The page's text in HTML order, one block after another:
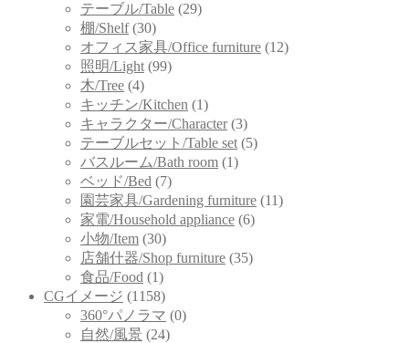
テーブル/Table (29)
棚/Shelf (30)
オフィス家具/Office furniture (12)
照明/Light (99)
木/Tree (4)
キッチン/Kitchen (1)
キャラクター/Character (3)
テーブルセット/Table set (5)
バスルーム/Bath room (1)
ベッド/Bed (7)
園芸家具/Gardening furniture (11)
家電/Household appliance (6)
小物/Item (30)
店舗什器/Shop furniture (35)
食品/Food (1)
CGイメージ (1158)
360°パノラマ (0)
自然/風景 (24)